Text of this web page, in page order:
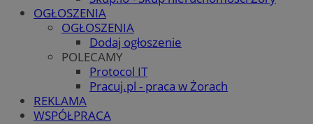
OGŁOSZENIA
OGŁOSZENIA
Dodaj ogłoszenie
POLECAMY
Protocol IT
Pracuj.pl - praca w Żorach
REKLAMA
WSPÓŁPRACA